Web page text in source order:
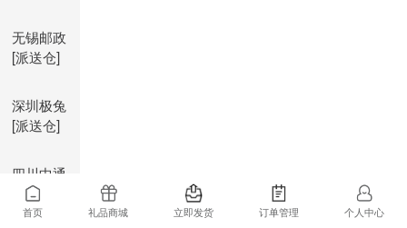
无锡邮政
[派送仓]
深圳极兔
[派送仓]
四川中通
[派送仓]
首页 礼品商城 立即发货 订单管理 个人中心